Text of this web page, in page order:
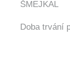
ŠMEJKAL
Doba trvání